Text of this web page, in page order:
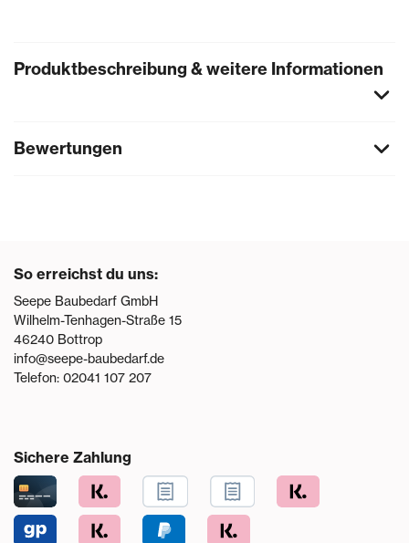
Produktbeschreibung & weitere Informationen
Bewertungen
So erreichst du uns:
Seepe Baubedarf GmbH
Wilhelm-Tenhagen-Straße 15
46240 Bottrop
info@seepe-baubedarf.de
Telefon: 02041 107 207
Sichere Zahlung